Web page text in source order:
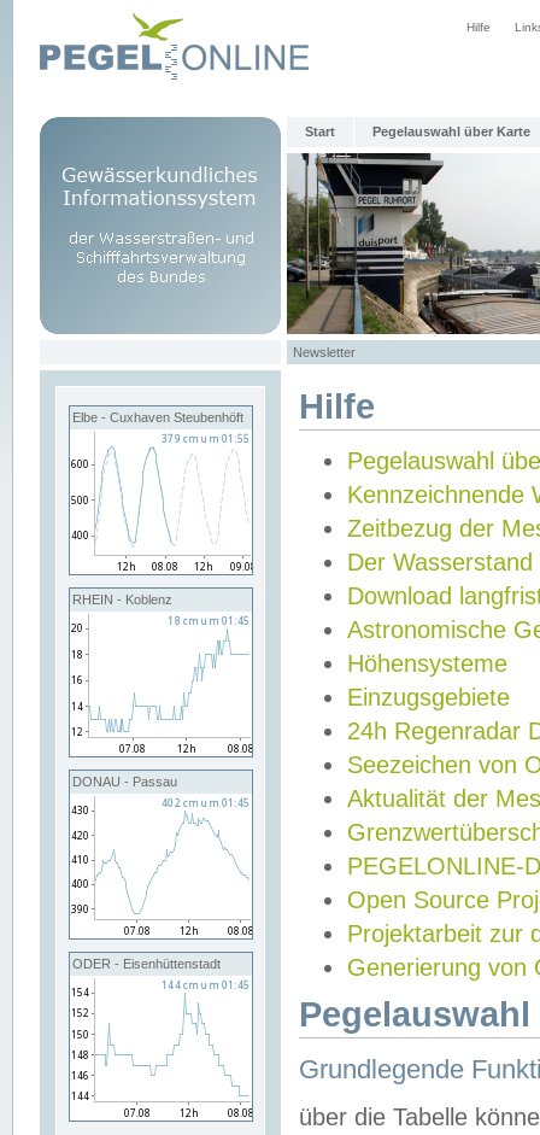
Hilfe
Start Pegelauswahl über Karte
Newsletter
Elbe - Cuxhaven Steubenhöft
RHEIN - Koblenz
DONAU - Passau
ODER - Eisenhüttenstadt
Hilfe
Pegelauswahl
Kennzeichnende
Zeitbezug der
Der Wasserstand
Download
Astronomische
Höhensysteme
Einzugsgebiete
24h Regenradar
Seezeichen von
Aktualität der
PEGELONLINE-
Open Source
Projektarbeit zur
Generierung von
Grundlegende
über die Tabelle